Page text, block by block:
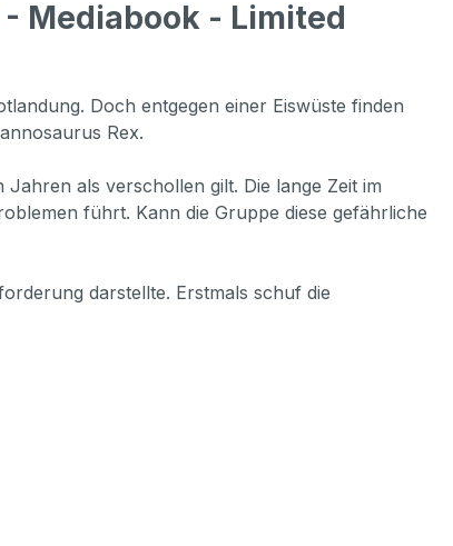
- Mediabook - Limited
Doch entgegen einer Eiswüste finden
Rex.
als verschollen gilt. Die lange Zeit im
führt. Kann die Gruppe diese gefährliche
darstellte. Erstmals schuf die